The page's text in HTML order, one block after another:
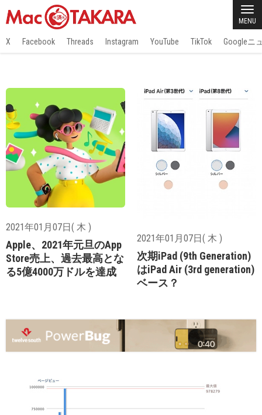
MENU
X Facebook Threads Instagram YouTube TikTok Googleニ
2021年01月07日( 木 )
Apple、2021年元旦のApp
Store売上、過去最高とな
る5億4000万ドルを達成
2021年01月07日( 木 )
次期iPad (9th Generation)
はiPad Air (3rd generation)
ベース？